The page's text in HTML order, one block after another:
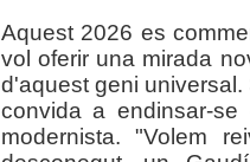
Aquest 2026 es
vol oferir una mirada
d'aquest geni
convida a endinsar-
modernista. "Volem